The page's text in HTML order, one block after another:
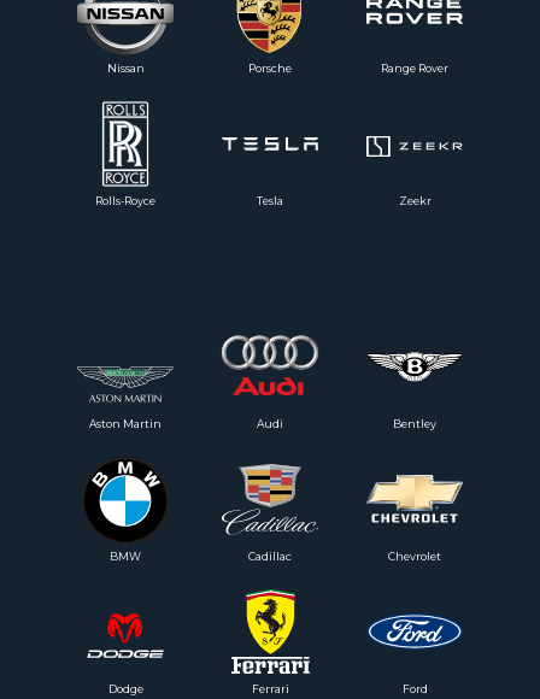
Rolls-Royce
Nissan
Tesla
Range Rover
Porsche
Zeekr
Dodge Ford
BMW
Bentley
Audi
Aston Martin
Ferrari
Chevrolet
Cadillac